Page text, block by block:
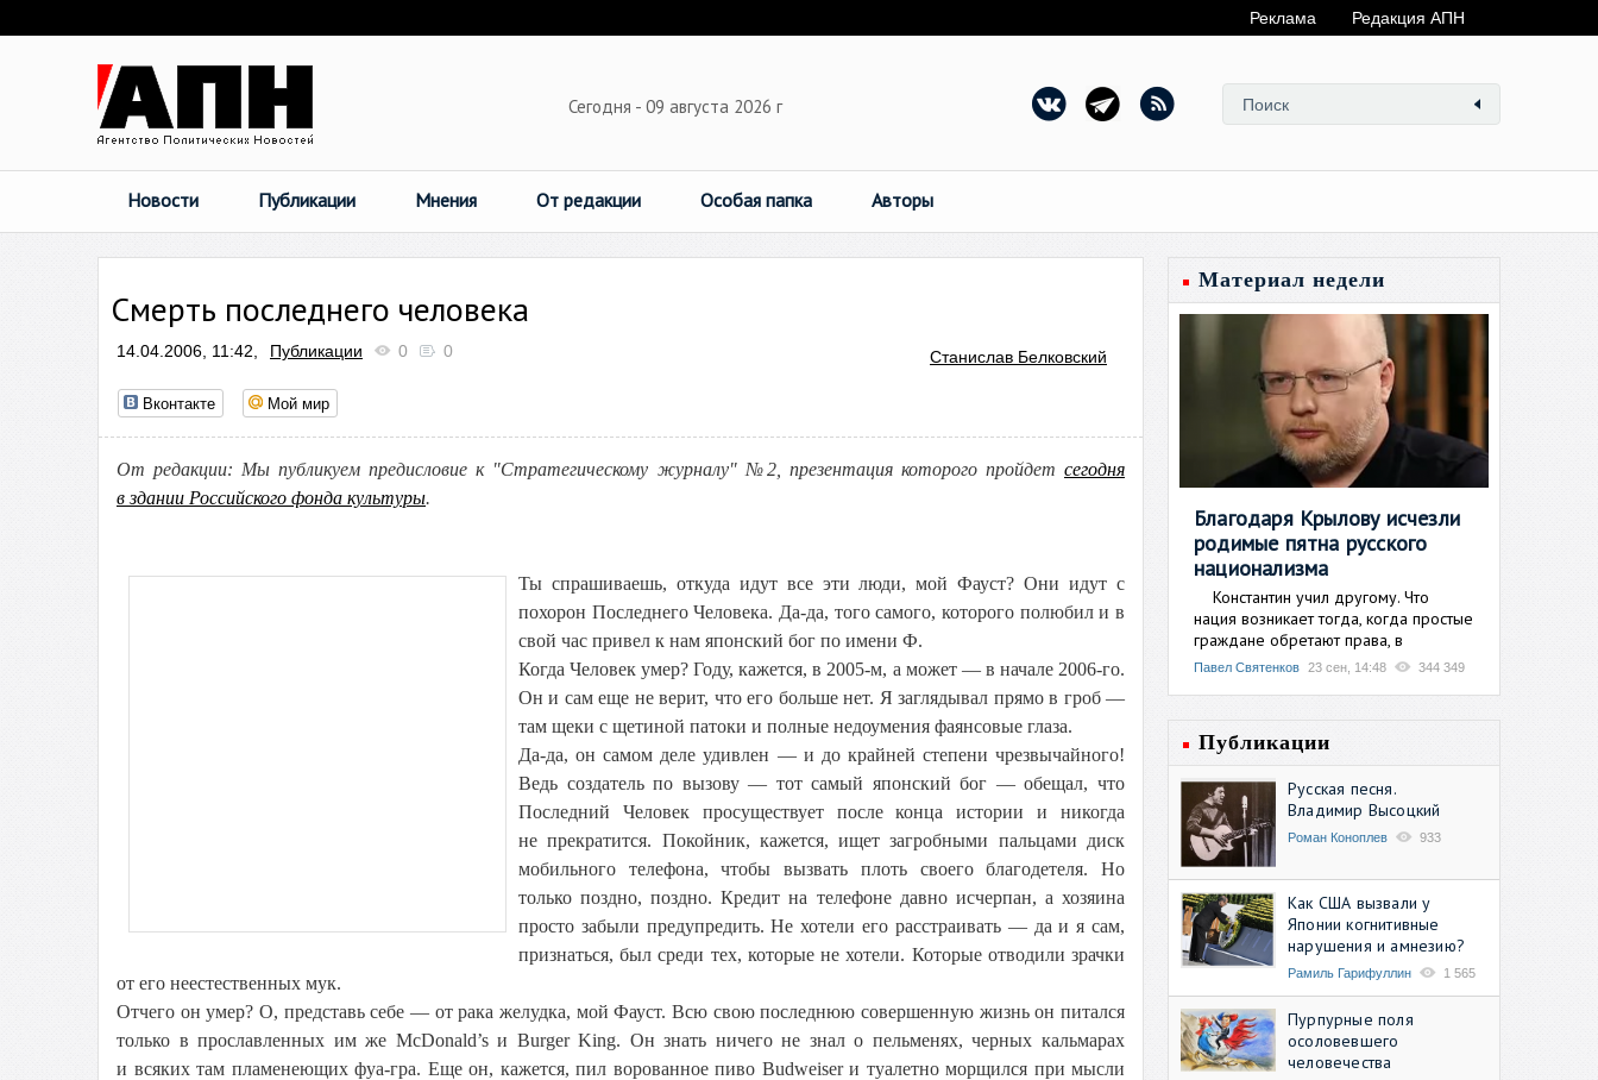
Реклама Редакция АПН
Сегодня - 09 августа 2026 г
Новости Публикации Мнения От редакции Особая папка Авторы
Смерть последнего человека
14.04.2006, 11:42, Публикации 0 0 Станислав Белковский
Вконтакте Мой мир
От редакции: Мы публикуем предисловие к "Стратегическому журналу" №2, презентация которого пройдет сегодня
в здании Российского фонда культуры.
Ты спрашиваешь, откуда идут все эти люди, мой Фауст? Они идут с
похорон Последнего Человека. Да-да, того самого, которого полюбил и в
свой час привел к нам японский бог по имени Ф.
Когда Человек умер? Году, кажется, в 2005-м, а может — в начале 2006-го.
Он и сам еще не верит, что его больше нет. Я заглядывал прямо в гроб —
там щеки с щетиной патоки и полные недоумения фаянсовые глаза.
Да-да, он самом деле удивлен — и до крайней степени чрезвычайного!
Ведь создатель по вызову — тот самый японский бог — обещал, что
Последний Человек просуществует после конца истории и никогда
не прекратится. Покойник, кажется, ищет загробными пальцами диск
мобильного телефона, чтобы вызвать плоть своего благодетеля. Но
только поздно, поздно. Кредит на телефоне давно исчерпан, а хозяина
просто забыли предупредить. Не хотели его расстраивать — да и я сам,
признаться, был среди тех, которые не хотели. Которые отводили зрачки
от его неестественных мук.
Отчего он умер? О, представь себе — от рака желудка, мой Фауст. Всю свою последнюю совершенную жизнь он питался
только в прославленных им же McDonald’s и Burger King. Он знать ничего не знал о пельменях, черных кальмарах
и всяких там пламенеющих фуа-гра. Еще он, кажется, пил ворованное пиво Budweiser и туалетно морщился при мысли
Материал недели
Благодаря Крылову исчезли
родимые пятна русского
национализма
Константин учил другому. Что
нация возникает тогда, когда простые
граждане обретают права, в
Павел Святенков 23 сен, 14:48 344 349
Публикации
Русская песня.
Владимир Высоцкий
Роман Коноплев 933
Как США вызвали у
Японии когнитивные
нарушения и амнезию?
Рамиль Гарифуллин 1 565
Пурпурные поля
осоловевшего
человечества